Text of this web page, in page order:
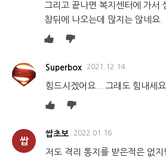
그리고 끝나면 복지센터에 가서
참뒤에 나오는데 많지는 않네요.
Superbox 2021.12.14
힘드시겠어요... 그래도 힘내세
쌉
쌉초보 2022.01.16
저도 격리 통지를 받은적은 없